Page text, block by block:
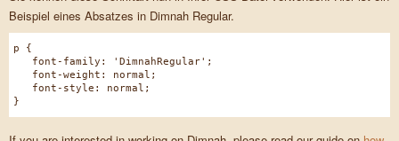
Beispiel eines Absatzes in Dimnah Regular.
p {
font-family: 'DimnahRegular';
font-weight: normal;
font-style: normal;
}